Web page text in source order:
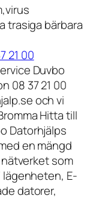
trasiga bärbara
21 00
Duvbo
08 37 21 00
och vi
Hitta till
Datorhjälps
en mängd
som
lägenheten, E-
datorer,